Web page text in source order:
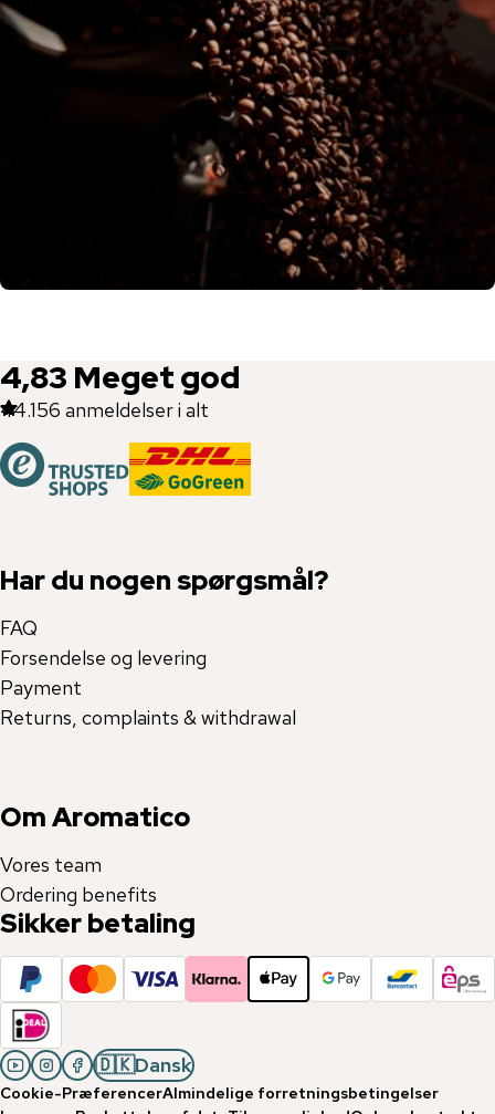
4,83 Meget god
44.156 anmeldelser i alt
Har du nogen spørgsmål?
FAQ
Forsendelse og levering
Payment
Returns, complaints & withdrawal
Om Aromatico
Vores team
Ordering benefits
Sikker betaling
🇩🇰Dansk
Cookie-PræferencerAlmindelige forretningsbetingelser